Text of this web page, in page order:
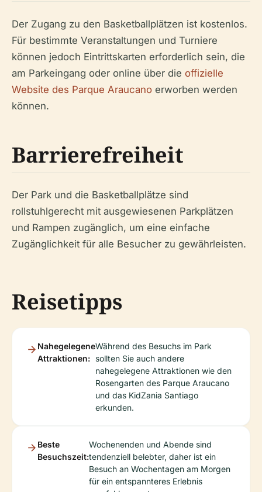
Der Zugang zu den Basketballplätzen ist kostenlos.
Für bestimmte Veranstaltungen und Turniere
können jedoch Eintrittskarten erforderlich sein, die
am Parkeingang oder online über die offizielle
Website des Parque Araucano erworben werden
können.
Barrierefreiheit
Der Park und die Basketballplätze sind
rollstuhlgerecht mit ausgewiesenen Parkplätzen
und Rampen zugänglich, um eine einfache
Zugänglichkeit für alle Besucher zu gewährleisten.
Reisetipps
Nahegelegene
Attraktionen:
Während des Besuchs im Park
sollten Sie auch andere
nahegelegene Attraktionen wie den
Rosengarten des Parque Araucano
und das KidZania Santiago
erkunden.
Beste
Besuchszeit:
Wochenenden und Abende sind
tendenziell belebter, daher ist ein
Besuch an Wochentagen am Morgen
für ein entspannteres Erlebnis